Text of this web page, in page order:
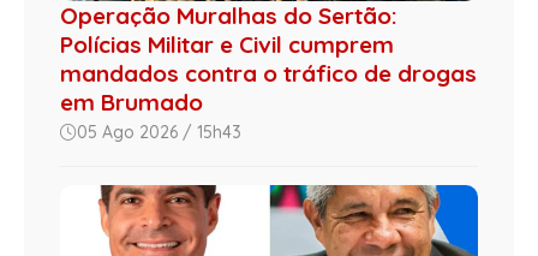
Operação Muralhas do Sertão:
Polícias Militar e Civil cumprem
mandados contra o tráfico de drogas
em Brumado
05 Ago 2026 / 15h43